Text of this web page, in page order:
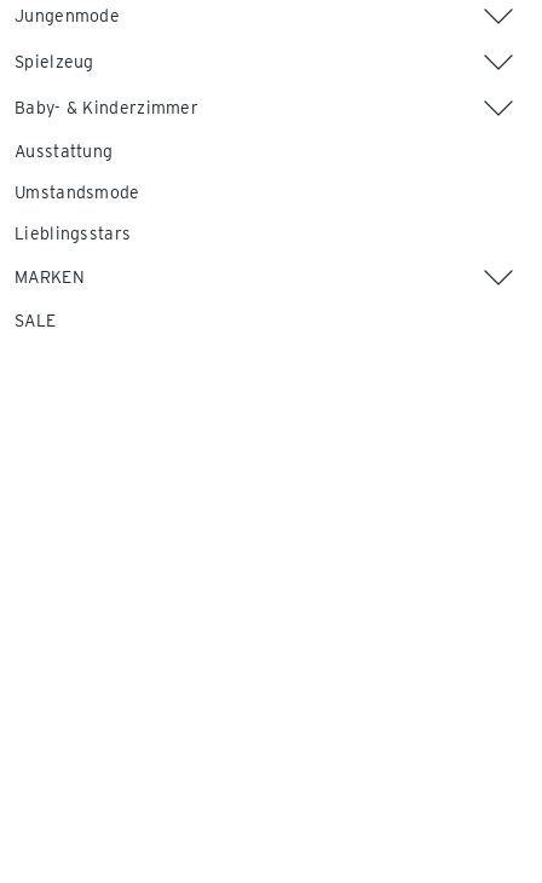
Jungenmode
Spielzeug
Baby- & Kinderzimmer
Ausstattung
Umstandsmode
Lieblingsstars
MARKEN
SALE